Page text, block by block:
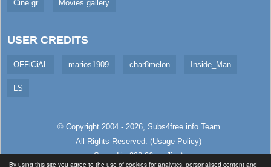
By using this site you agree to the use of cookies for analytics, personalised content and
Cine.gr Movies gallery
USER CREDITS
OFFiCiAL marios1909 char8melon Inside_Man
LS
© Copyright 2004 - 2026, Subs4free.infoTeam
All Rights Reserved. (Usage Policy)
Served in 398.26ms (live)